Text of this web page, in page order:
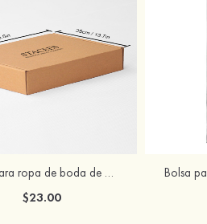
Caja para ropa de boda de Stacees
$23.00